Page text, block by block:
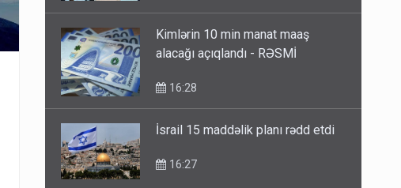
Kimlərin 10 min manat maaş
alacağı açıqlandı - RƏSMİ
16:28
İsrail 15 maddəlik planı rədd etdi
16:27